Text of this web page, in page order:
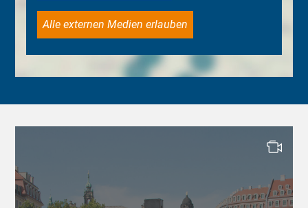
Alle externen Medien erlauben